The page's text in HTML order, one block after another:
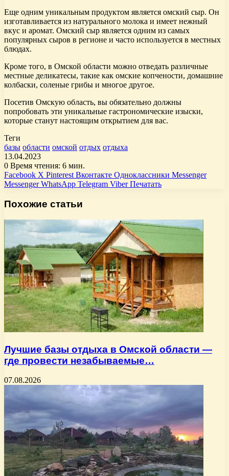
Еще одним уникальным продуктом является омский сыр. Он
изготавливается из натурального молока и имеет нежный
вкус и аромат. Омский сыр является одним из самых
популярных сыров в регионе и часто используется в местных
блюдах.
Кроме того, в Омской области можно отведать различные
местные деликатесы, такие как омские копчености, домашние
колбаски, соленые грибы и многое другое.
Посетив Омскую область, вы обязательно должны
попробовать эти уникальные гастрономические изыски,
которые станут настоящим открытием для вас.
Теги
базы области омской отдых отдыха
13.04.2023
0 Время чтения: 6 мин.
Facebook X Pinterest Вконтакте Одноклассники Messenger
Messenger WhatsApp Telegram Viber Печатать
Похожие статьи
Лучшие базы отдыха в Омской области —
где провести незабываемые…
07.08.2026